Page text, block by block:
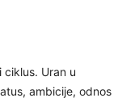
ciklus. Uran u
ambicije, odnos